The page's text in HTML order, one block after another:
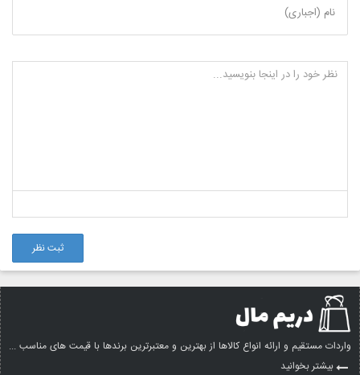
نام (اجباری)
ثبت نظر
واردات مستقیم و ارائه انواع کالاها از بهترین و معتبرترین برندها با قیمت های مناسب ...
بیشتر بخوانید